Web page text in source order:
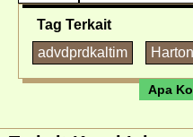
Tag Terkait
advdprdkaltim
Apa